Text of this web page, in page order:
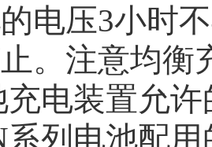
电压3小时
。注意均衡
充电装置允
系列电池配